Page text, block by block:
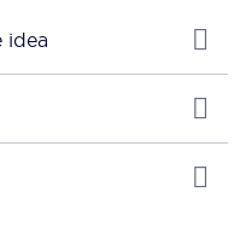
idea